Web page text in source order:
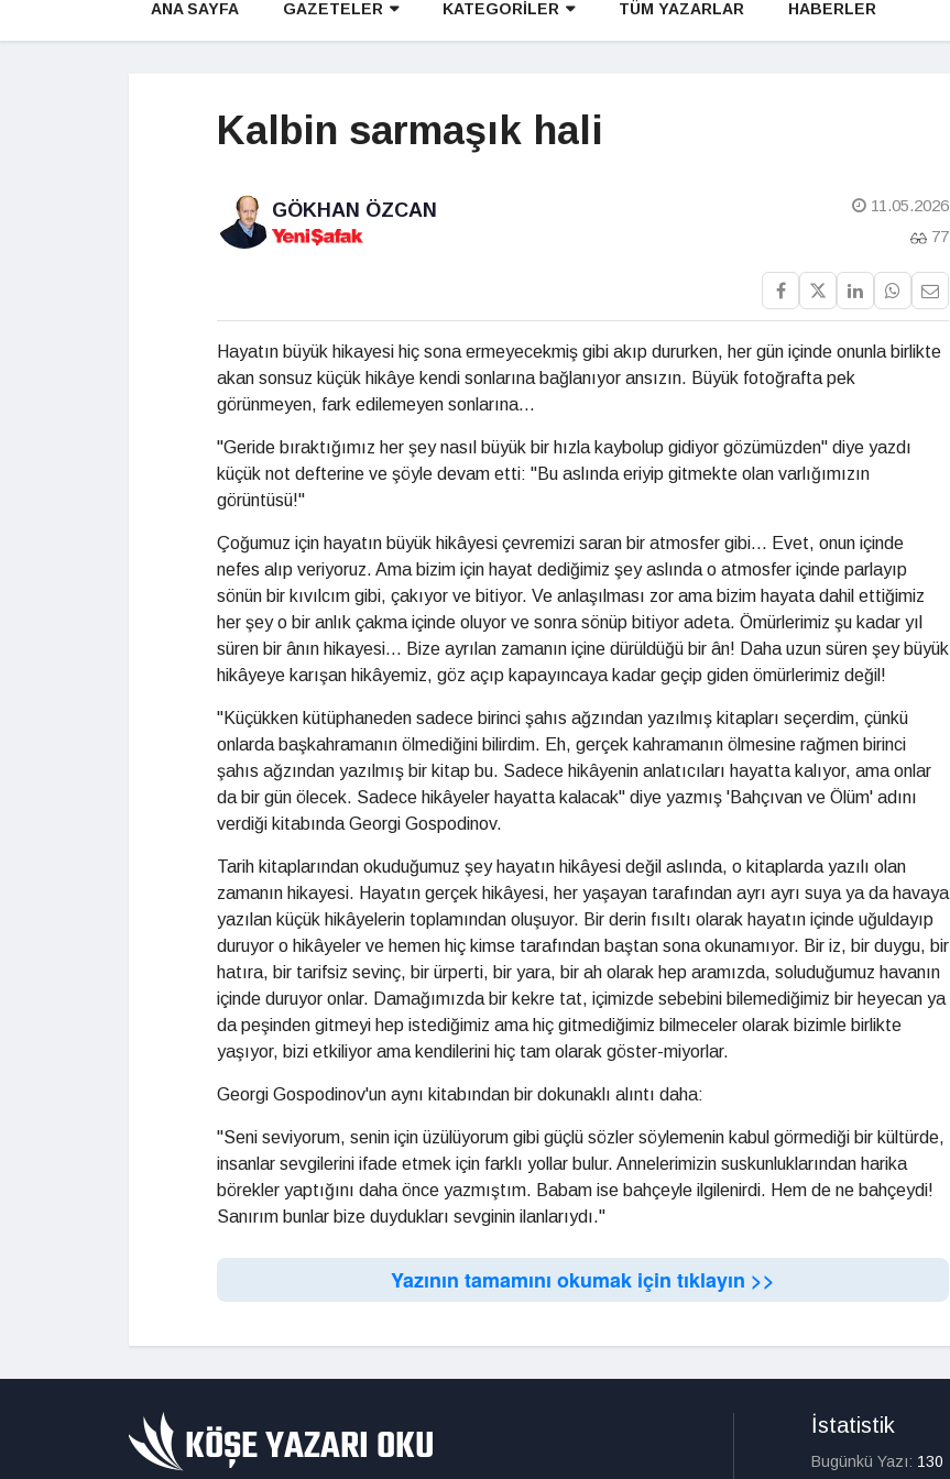
ANA SAYFA GAZETELER KATEGORİLER TÜM YAZARLAR HABERLER
Kalbin sarmaşık hali
GÖKHAN ÖZCAN
11.05.2026
77
Hayatın büyük hikayesi hiç sona ermeyecekmiş gibi akıp dururken, her gün içinde onunla birlikte
akan sonsuz küçük hikâye kendi sonlarına bağlanıyor ansızın. Büyük fotoğrafta pek
görünmeyen, fark edilemeyen sonlarına...
"Geride bıraktığımız her şey nasıl büyük bir hızla kaybolup gidiyor gözümüzden" diye yazdı
küçük not defterine ve şöyle devam etti: "Bu aslında eriyip gitmekte olan varlığımızın
görüntüsü!"
Çoğumuz için hayatın büyük hikâyesi çevremizi saran bir atmosfer gibi... Evet, onun içinde
nefes alıp veriyoruz. Ama bizim için hayat dediğimiz şey aslında o atmosfer içinde parlayıp
sönün bir kıvılcım gibi, çakıyor ve bitiyor. Ve anlaşılması zor ama bizim hayata dahil ettiğimiz
her şey o bir anlık çakma içinde oluyor ve sonra sönüp bitiyor adeta. Ömürlerimiz şu kadar yıl
süren bir ânın hikayesi... Bize ayrılan zamanın içine dürüldüğü bir ân! Daha uzun süren şey büyük
hikâyeye karışan hikâyemiz, göz açıp kapayıncaya kadar geçip giden ömürlerimiz değil!
"Küçükken kütüphaneden sadece birinci şahıs ağzından yazılmış kitapları seçerdim, çünkü
onlarda başkahramanın ölmediğini bilirdim. Eh, gerçek kahramanın ölmesine rağmen birinci
şahıs ağzından yazılmış bir kitap bu. Sadece hikâyenin anlatıcıları hayatta kalıyor, ama onlar
da bir gün ölecek. Sadece hikâyeler hayatta kalacak" diye yazmış 'Bahçıvan ve Ölüm' adını
verdiği kitabında Georgi Gospodinov.
Tarih kitaplarından okuduğumuz şey hayatın hikâyesi değil aslında, o kitaplarda yazılı olan
zamanın hikayesi. Hayatın gerçek hikâyesi, her yaşayan tarafından ayrı ayrı suya ya da havaya
yazılan küçük hikâyelerin toplamından oluşuyor. Bir derin fısıltı olarak hayatın içinde uğuldayıp
duruyor o hikâyeler ve hemen hiç kimse tarafından baştan sona okunamıyor. Bir iz, bir duygu, bir
hatıra, bir tarifsiz sevinç, bir ürperti, bir yara, bir ah olarak hep aramızda, soluduğumuz havanın
içinde duruyor onlar. Damağımızda bir kekre tat, içimizde sebebini bilemediğimiz bir heyecan ya
da peşinden gitmeyi hep istediğimiz ama hiç gitmediğimiz bilmeceler olarak bizimle birlikte
yaşıyor, bizi etkiliyor ama kendilerini hiç tam olarak göster-miyorlar.
Georgi Gospodinov'un aynı kitabından bir dokunaklı alıntı daha:
"Seni seviyorum, senin için üzülüyorum gibi güçlü sözler söylemenin kabul görmediği bir kültürde,
insanlar sevgilerini ifade etmek için farklı yollar bulur. Annelerimizin suskunluklarından harika
börekler yaptığını daha önce yazmıştım. Babam ise bahçeyle ilgilenirdi. Hem de ne bahçeydi!
Sanırım bunlar bize duydukları sevginin ilanlarıydı."
Yazının tamamını okumak için tıklayın >>
İstatistik
Bugünkü Yazı: 130